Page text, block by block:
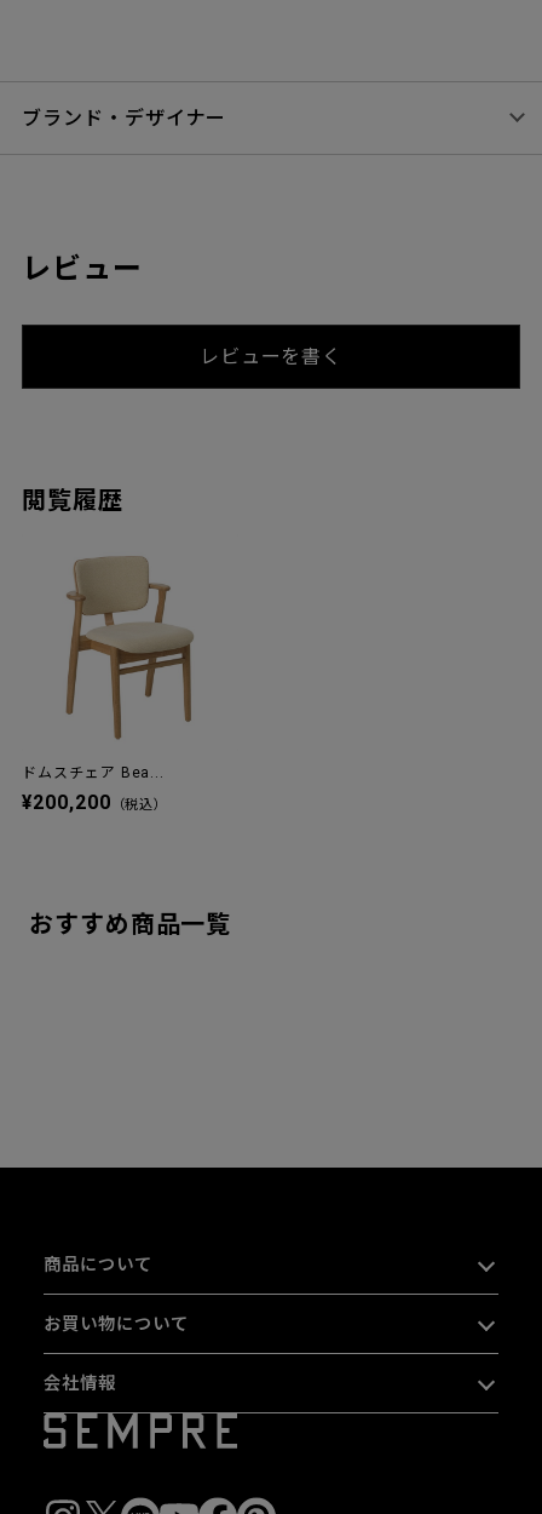
ブランド・デザイナー
レビュー
レビューを書く
閲覧履歴
ドムスチェア Bea...
¥200,200 （税込）
おすすめ商品一覧
商品について
お買い物について
会社情報